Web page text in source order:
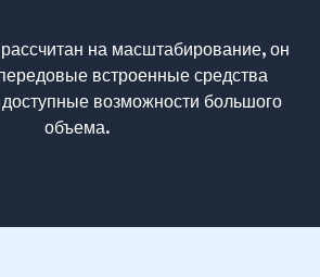
на масштабирование, он
встроенные средства
возможности большого
объема.